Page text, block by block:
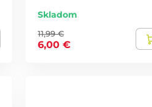
Skladom
11,99 €
6,00 €